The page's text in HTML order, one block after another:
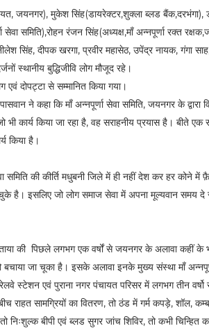
जयनगर), मुकेश सिंह(डायरेक्टर,शुक्ला ब्लड बैंक,दरभंगा),
सेवा समिति),रोहन रंजन सिंह(अध्यक्ष,माँ अन्नपूर्णा रक्त
सिंह, दीपक खरगा, प्रवीर महासेठ, उपेंद्र नायक, गंगा
स्थानीय बुद्धिजीवि लोग मौजूद रहे।
एवं दोपट्टा से सम्मानित किया गया।
ने कहा कि माँ अन्नपूर्णा सेवा समिति, जयनगर के द्वारा
भी कार्य किया जा रहा है, वह सराहनीय प्रयास है। बीते
किया है।
समिति की कीर्ति मधुबनी जिले में ही नहीं देश कर हर कोने
है। इसलिए जो लोग समाज सेवा में अपना मूल्यवान समय
की पिछले लगभग एक वर्षों से जयनगर के अलावा कहीं के
जा चूका है। इसके अलावा इनके मुख्य संस्था माँ
स्टेशन एवं पुराना नगर पंचायत परिसर में लगभग तीन
राहत सामग्रियों का वितरण, तो ठंड में गर्म कपड़े, शॉल,
निःशुल्क बीपी एवं ब्लड सुगर जांच शिविर, तो कभी चिन्हित